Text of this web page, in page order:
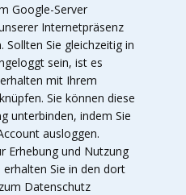
Google-Server
Internetpräsenz
Sollten Sie gleichzeitig in
sein, ist es
mit Ihrem
Sie können diese
unterbinden, indem Sie
ausloggen.
Erhebung und Nutzung
Sie in den dort
Datenschutz